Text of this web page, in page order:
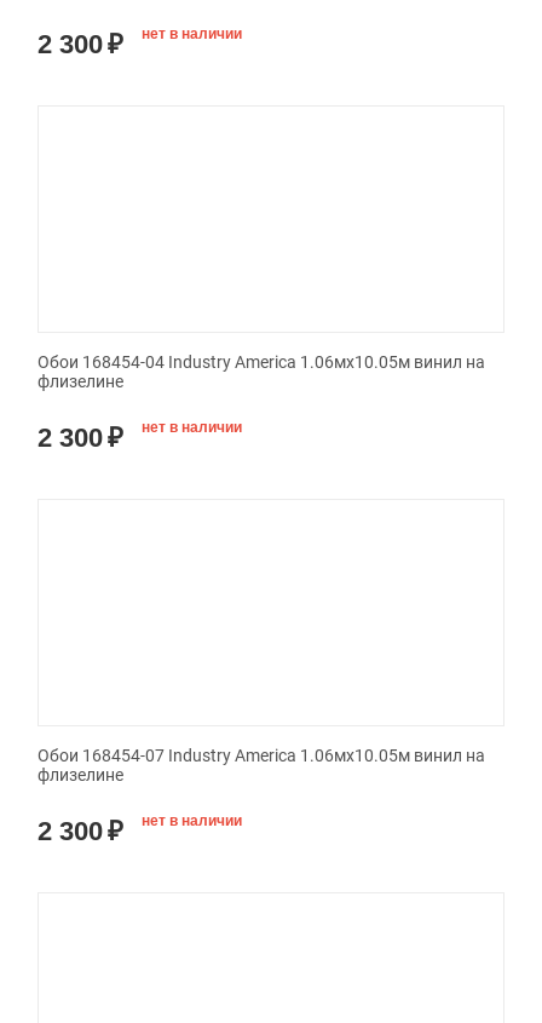
2 300₽ нет в наличии
Обои 168454-04 Industry America 1.06мx10.05м винил на
флизелине
2 300₽ нет в наличии
Обои 168454-07 Industry America 1.06мx10.05м винил на
флизелине
2 300₽ нет в наличии